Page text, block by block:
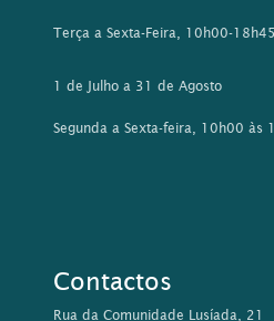
Terça a Sexta-Feira, 10h00-18h45
1 de Julho a 31 de Agosto
Segunda a Sexta-feira, 10h00 às
Contactos
Rua da Comunidade Lusíada, 21